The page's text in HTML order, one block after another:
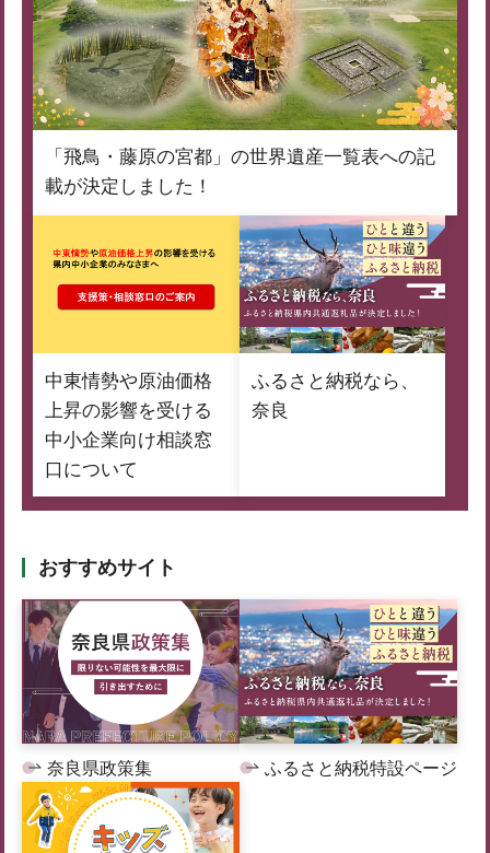
「飛鳥・藤原の宮都」の世界遺産一覧表への記
載が決定しました！
中東情勢や原油価格
上昇の影響を受ける
中小企業向け相談窓
口について
ふるさと納税なら、
奈良
おすすめサイト
奈良県政策集 ふるさと納税特設ページ